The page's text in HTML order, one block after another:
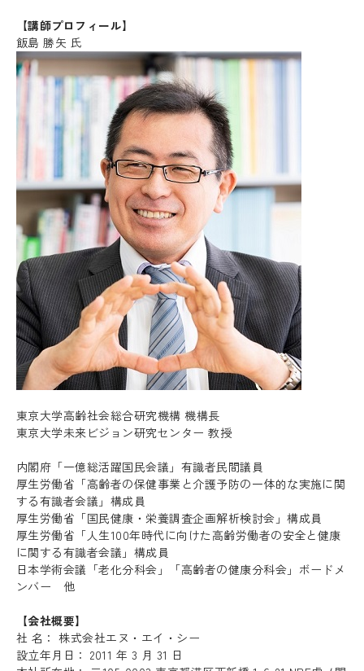
Recruit
【講師プロフィール】
飯島 勝矢 氏
東京大学高齢社会総合研究機構 機構長
東京大学未来ビジョン研究センター 教授
内閣府「一億総活躍国民会議」有識者民間議員
厚生労働省「高齢者の保健事業と介護予防の一体的な実施に関
する有識者会議」構成員
厚生労働省「国民健康・栄養調査企画解析検討会」構成員
厚生労働省「人生100年時代に向けた高齢労働者の安全と健康
に関する有識者会議」構成員
日本学術会議「老化分科会」「高齢者の健康分科会」ボードメ
ンバー 他
【会社概要】
社 名： 株式会社エヌ・エイ・シー
設立年月日： 2011 年 3 月 31 日